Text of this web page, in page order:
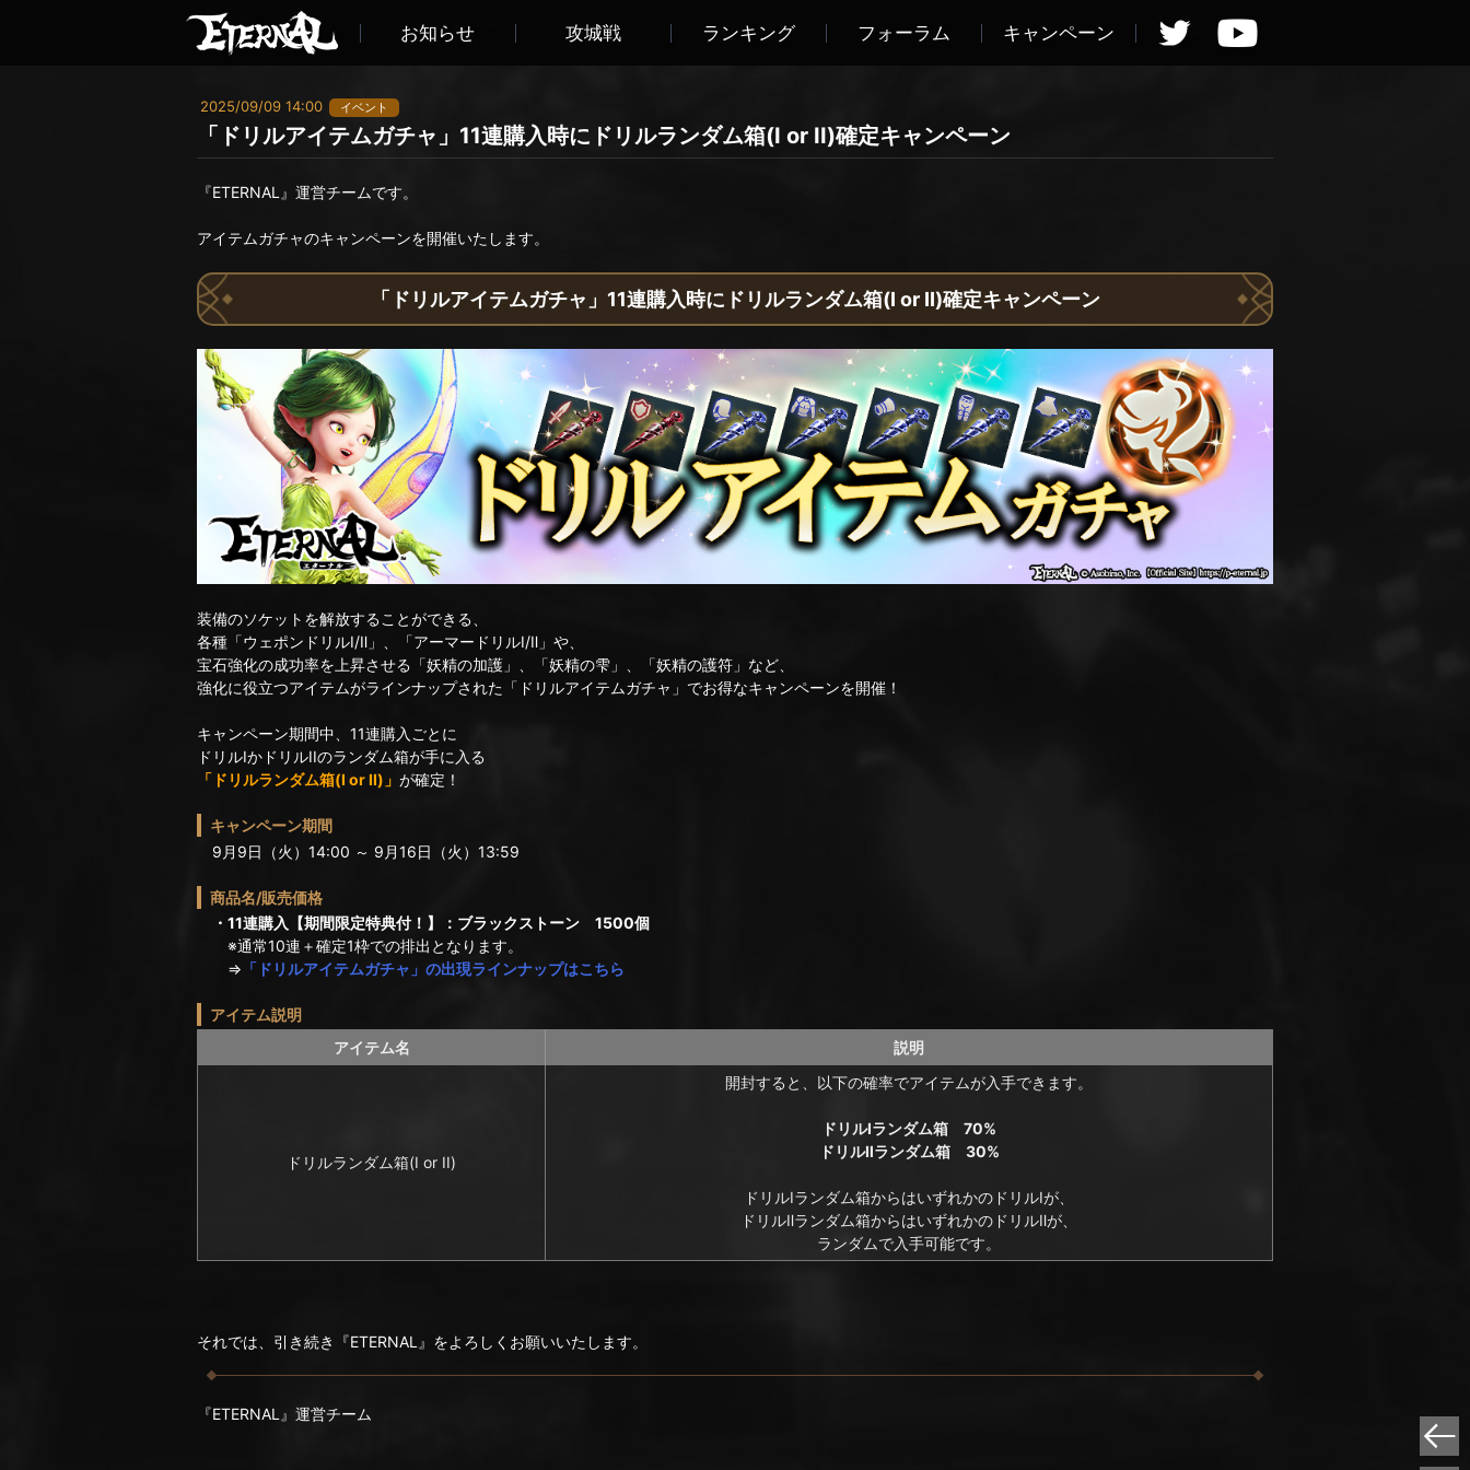
お知らせ 攻城戦 ランキング フォーラム キャンペーン
2025/09/09 14:00 イベント
「ドリルアイテムガチャ」11連購入時にドリルランダム箱(I or II)確定キャンペーン
『ETERNAL』運営チームです。
アイテムガチャのキャンペーンを開催いたします。
「ドリルアイテムガチャ」11連購入時にドリルランダム箱(I or II)確定キャンペーン
装備のソケットを解放することができる、
各種「ウェポンドリルⅠ/Ⅱ」、「アーマードリルⅠ/Ⅱ」や、
宝石強化の成功率を上昇させる「妖精の加護」、「妖精の雫」、「妖精の護符」など、
強化に役立つアイテムがラインナップされた「ドリルアイテムガチャ」でお得なキャンペーンを開催！
キャンペーン期間中、11連購入ごとに
ドリルIかドリルIIのランダム箱が手に入る
「ドリルランダム箱(I or II)」 が確定！
キャンペーン期間
9月9日（火）14:00 ～ 9月16日（火）13:59
商品名/販売価格
・11連購入【期間限定特典付！】：ブラックストーン 1500個
※通常10連＋確定1枠での排出となります。
⇒ 「ドリルアイテムガチャ」の出現ラインナップはこちら
アイテム説明
アイテム名
説明
ドリルランダム箱(I or II)
開封すると、以下の確率でアイテムが入手できます。
ドリルⅠランダム箱 70%
ドリルⅡランダム箱 30%
ドリルⅠランダム箱からはいずれかのドリルⅠが、
ドリルⅡランダム箱からはいずれかのドリルⅡが、
ランダムで入手可能です。
それでは、引き続き『ETERNAL』をよろしくお願いいたします。
『ETERNAL』運営チーム